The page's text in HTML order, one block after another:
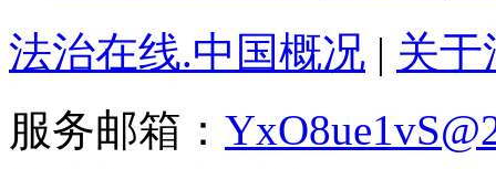
法治在线.中国概况 | 关于
服务邮箱：